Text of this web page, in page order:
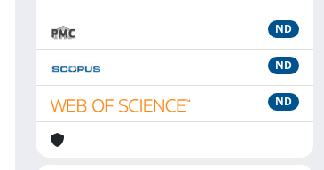
ND
ND
ND